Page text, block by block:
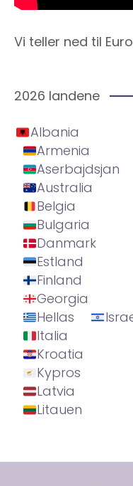
Vi teller ned til
2026 landene
Albania
Armenia
Aserbajdsjan
Australia
Belgia
Bulgaria
Danmark
Estland
Finland
Georgia
Hellas
Italia
Kroatia
Kypros
Latvia
Litauen